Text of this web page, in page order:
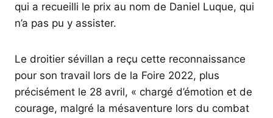
qui a recueilli le prix au nom de Daniel Luque, qui
n’a pas pu y assister.
Le droitier sévillan a reçu cette reconnaissance
pour son travail lors de la Foire 2022, plus
précisément le 28 avril, « chargé d’émotion et de
courage, malgré la mésaventure lors du combat